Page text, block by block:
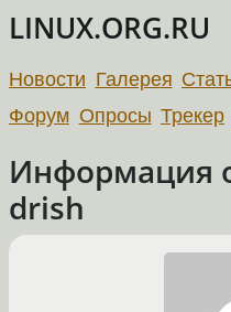
LINUX.ORG.RU
Новости Галерея
Форум Опросы Трекер
Информация
drish